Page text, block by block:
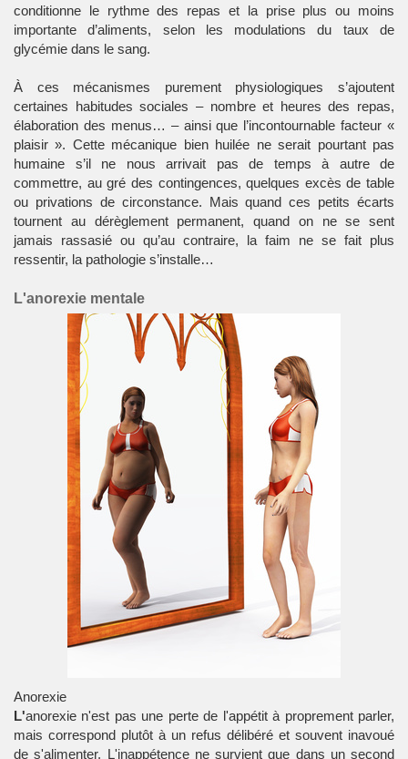
conditionne le rythme des repas et la prise plus ou moins
importante d’aliments, selon les modulations du taux de
glycémie dans le sang.
À ces mécanismes purement physiologiques s’ajoutent
certaines habitudes sociales – nombre et heures des repas,
élaboration des menus… – ainsi que l’incontournable facteur «
plaisir ». Cette mécanique bien huilée ne serait pourtant pas
humaine s’il ne nous arrivait pas de temps à autre de
commettre, au gré des contingences, quelques excès de table
ou privations de circonstance. Mais quand ces petits écarts
tournent au dérèglement permanent, quand on ne se sent
jamais rassasié ou qu’au contraire, la faim ne se fait plus
ressentir, la pathologie s’installe…
L'anorexie mentale
Anorexie
L'anorexie n'est pas une perte de l'appétit à proprement parler,
mais correspond plutôt à un refus délibéré et souvent inavoué
de s'alimenter. L'inappétence ne survient que dans un second